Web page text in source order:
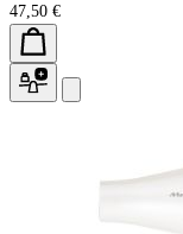
47,50 €